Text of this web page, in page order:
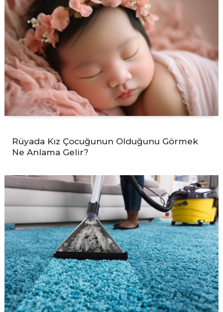
Rüyada Kız Çocuğunun Olduğunu Görmek
Ne Anlama Gelir?